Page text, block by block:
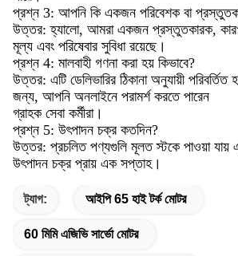
প্রশ্ন 3: আপনি কি একজন পরিবেশক বা
উত্তর: হ্যালো, আমরা একজন প্রস্তুতকারক,
মূল্য এবং পরিষেবার সুবিধা রয়েছে।
প্রশ্ন 4: মালবাহী গণনা করা হয় কিভাবে?
উত্তর: এটি ডেলিভারির ঠিকানা অনুযায়ী পরিবর্তিত
জন্য, আপনি অনলাইনে পরামর্শ করতে পারেন
গ্রাহক সেবা কর্মীরা।
প্রশ্ন 5: উৎপাদন চক্র কতদিন?
উত্তর: প্রচলিত পণ্যগুলি মূলত স্টকে পাওয়া যায়
উৎপাদন চক্র প্রায় এক সপ্তাহ।
ট্যাগ: আইপি 65 হাই টর্ক মোটর
60 মিমি এজিভি সার্ভো মোটর